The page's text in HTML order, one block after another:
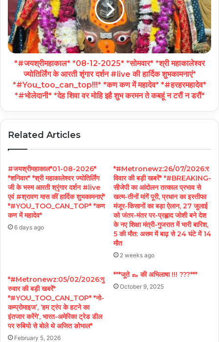
*#जयश्रीमहाकाल* *08-12-2025* *सोमवार* *श्री महाकालेश्वर
ज्योतिर्लिंग के आरती शृंगार दर्शन #live की हार्दिक शुभकामनाएं*
*#You_too_can_top!!!* *कण कण में महादेव* *#हरहरमहादेव*
*#भोलेदानी* *देह शिवा वर मोहि इहै शुभ करमन ते कबहूं न टरौं न डरौं*
Related Articles
#जयश्रीमहाकाल*01-08-2026*
*शनिवार* *श्री महाकालेश्वर ज्योतिर्लिंग
जी के भस्म आरती श्रृंगार दर्शन #live
एवं #श्रावण मास कीं हार्दिक शुभकामनाएं*
*#YOU_TOO_CAN_TOP* *कण
कण में महादेव*
6 days ago
*#Metronewz:26/07/2026:र
विवार की बड़ी खबरें* *#BREAKING-
सीजेपी का आंदोलन तत्काल प्रभाव से
खत्म-तीनों मांगें पूरी, प्रधान का इस्तीफा
मंजूर-किसानों का बड़ा ऐलान, 27 जुलाई
को जंतर-मंतर पर-प्रह्लाद जोशी बने देश
के नए शिक्षा मंत्री-गुजरात में भारी बारिश,
5 की मौत: असम में बाढ़ से 24 घंटे में 14
मौत
2 weeks ago
*#Metronewz:05/02/2026:गु
रुवार की बड़ी खबरें*
*#YOU_TOO_CAN_TOP* *नो-
कम्प्रोमाइज’, ‘हम ट्रंप के हटने का
इंतजार करेंगे’, भारत-अमेरिका ट्रेड डील
पर रुबियो से बोले थे अजित ङोभाल*
February 5, 2026
***जूते 👞 की अभिलाषा !!! ???***
October 9, 2025